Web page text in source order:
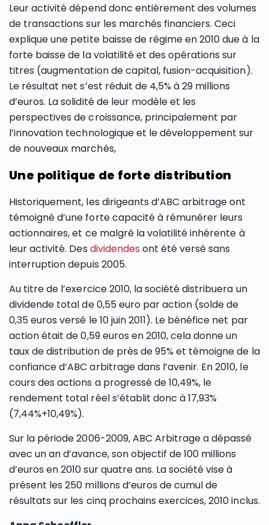
Leur activité dépend donc entièrement des volumes
de transactions sur les marchés financiers. Ceci
explique une petite baisse de régime en 2010 due à la
forte baisse de la volatilité et des opérations sur
titres (augmentation de capital, fusion-acquisition).
Le résultat net s’est réduit de 4,5% à 29 millions
d’euros. La solidité de leur modèle et les
perspectives de croissance, principalement par
l’innovation technologique et le développement sur
de nouveaux marchés,
Une politique de forte distribution
Historiquement, les dirigeants d’ABC arbitrage ont
témoigné d’une forte capacité à rémunérer leurs
actionnaires, et ce malgré la volatilité inhérente à
leur activité. Des dividendes ont été versé sans
interruption depuis 2005.
Au titre de l’exercice 2010, la société distribuera un
dividende total de 0,55 euro par action (solde de
0,35 euros versé le 10 juin 2011). Le bénéfice net par
action était de 0,59 euros en 2010, cela donne un
taux de distribution de près de 95% et témoigne de la
confiance d’ABC arbitrage dans l’avenir. En 2010, le
cours des actions a progressé de 10,49%, le
rendement total réel s’établit donc à 17,93%
(7,44%+10,49%).
Sur la période 2006-2009, ABC Arbitrage a dépassé
avec un an d’avance, son objectif de 100 millions
d’euros en 2010 sur quatre ans. La société vise à
présent les 250 millions d’euros de cumul de
résultats sur les cinq prochains exercices, 2010 inclus.